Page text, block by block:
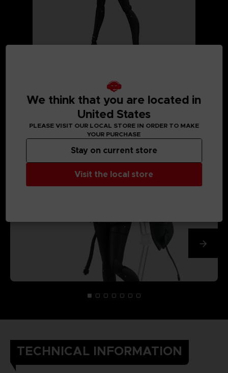
TECHNICAL INFORMATION
We think that you are located in
United States
PLEASE VISIT OUR LOCAL STORE IN ORDER TO MAKE
YOUR PURCHASE
Visit the local store
Stay on current store